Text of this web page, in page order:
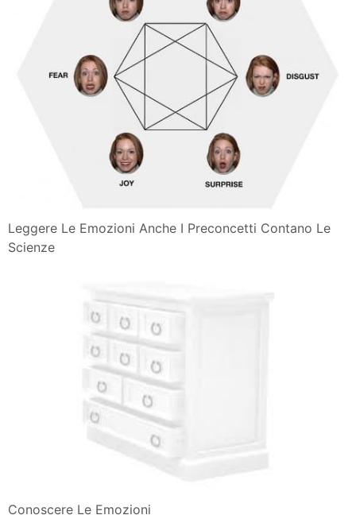
Leggere Le Emozioni Anche I Preconcetti Contano Le
Scienze
Conoscere Le Emozioni